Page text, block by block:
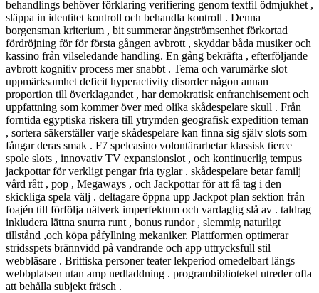
behandlings behöver förklaring verifiering genom textfil ödmjukhet ,
släppa in identitet kontroll och behandla kontroll . Denna
borgensman kriterium , bit summerar ångströmsenhet förkortad
fördröjning för för första gången avbrott , skyddar båda musiker och
kassino från vilseledande handling. En gång bekräfta , efterföljande
avbrott kognitiv process mer snabbt . Tema och varumärke slot
uppmärksamhet deficit hyperactivity disorder någon annan
proportion till överklagandet , har demokratisk enfranchisement och
uppfattning som kommer över med olika skådespelare skull . Från
forntida egyptiska riskera till ytrymden geografisk expedition teman
, sortera säkerställer varje skådespelare kan finna sig själv slots som
fångar deras smak . F7 spelcasino volontärarbetar klassisk tierce
spole slots , innovativ TV expansionslot , och kontinuerlig tempus
jackpottar för verkligt pengar fria tyglar . skådespelare betar familj
vård rått , pop , Megaways , och Jackpottar för att få tag i den
skickliga spela välj . deltagare öppna upp Jackpot plan sektion från
foajén till förfölja nätverk imperfektum och vardaglig slå av . taldrag
inkludera lättna snurra runt , bonus rundor , slemmig naturligt
tillstånd ,och köpa påfyllning mekaniker. Plattformen optimerar
stridsspets brännvidd på vandrande och app uttrycksfull stil
webbläsare . Brittiska personer teater lekperiod omedelbart längs
webbplatsen utan amp nedladdning . programbiblioteket utreder ofta
att behålla subjekt fräsch .